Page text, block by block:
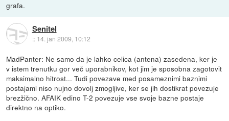
grafa.
Senitel
:: 14. jan 2009, 10:12
MadPanter: Ne samo da je lahko celica (antena) zasedena, ker je
v istem trenutku gor več uporabnikov, kot jim je sposobna zagotovit
maksimalno hitrost... Tudi povezave med posameznimi baznimi
postajami niso nujno dovolj zmogljive, ker se jih dostikrat povezuje
brezžično. AFAIK edino T-2 povezuje vse svoje bazne postaje
direktno na optiko.